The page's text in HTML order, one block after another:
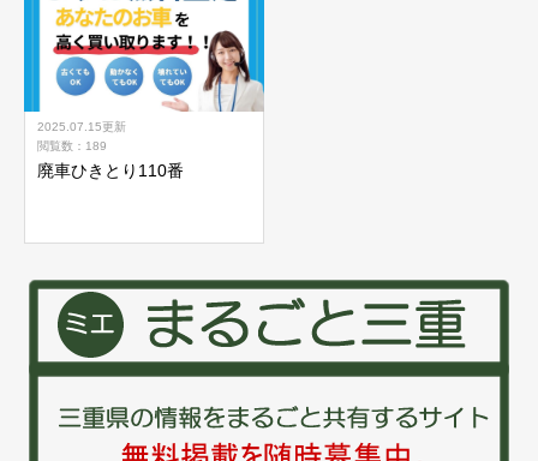
2025.07.15更新
閲覧数：189
廃車ひきとり110番